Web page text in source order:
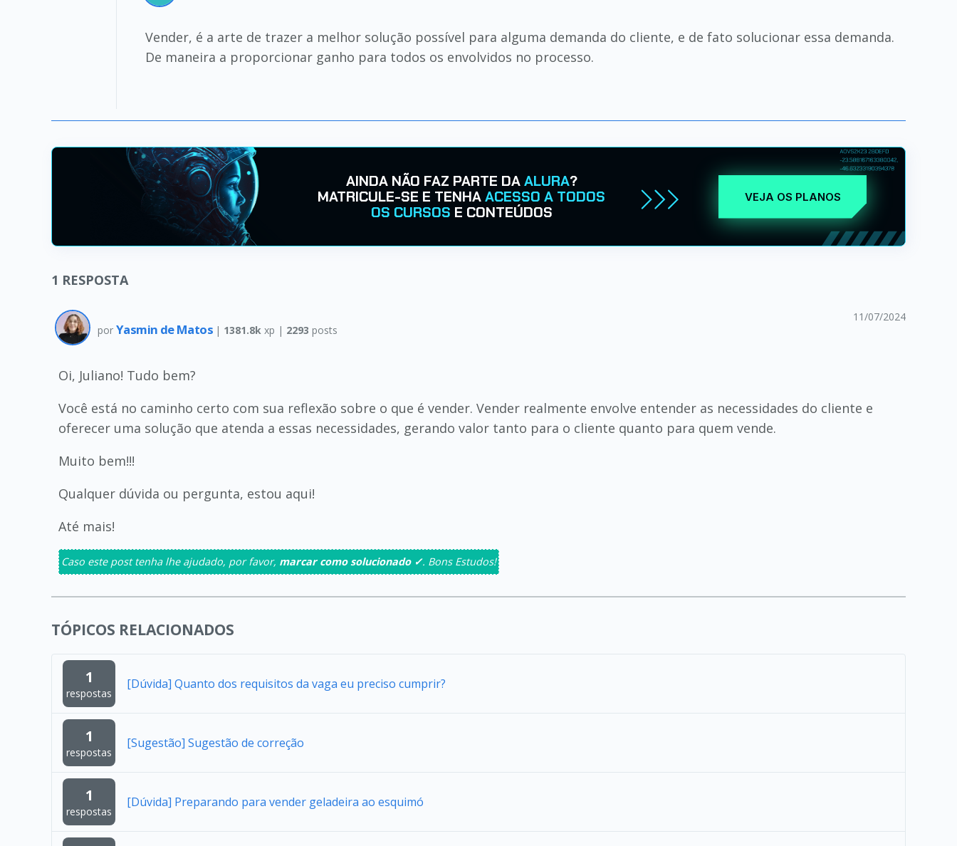
Vender, é a arte de trazer a melhor solução possível para alguma demanda do cliente, e de fato solucionar essa demanda.
De maneira a proporcionar ganho para todos os envolvidos no processo.
AINDA NÃO FAZ PARTE DAALURA?
MATRICULE-SE E TENHAACESSO A TODOS
OS CURSOS E CONTEÚDOS
VEJA OS PLANOS
1 RESPOSTA
por Yasmin de Matos | 1381.8k xp | 2293 posts
11/07/2024
Oi, Juliano! Tudo bem?
Você está no caminho certo com sua reflexão sobre o que é vender. Vender realmente envolve entender as necessidades do cliente e
oferecer uma solução que atenda a essas necessidades, gerando valor tanto para o cliente quanto para quem vende.
Muito bem!!!
Qualquer dúvida ou pergunta, estou aqui!
Até mais!
Caso este post tenha lhe ajudado, por favor, marcar como solucionado ✓. Bons Estudos!
TÓPICOS RELACIONADOS
1
respostas
[Dúvida] Quanto dos requisitos da vaga eu preciso cumprir?
1
respostas
[Sugestão] Sugestão de correção
1
respostas
[Dúvida] Preparando para vender geladeira ao esquimó